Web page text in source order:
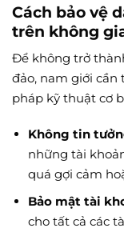
Cách bảo vệ
trên không
Để không trở
đảo, nam giới cần
pháp kỹ thuật cơ
Không tin
những tài
quá gợi cảm
Bảo mật tài
cho tất cả các